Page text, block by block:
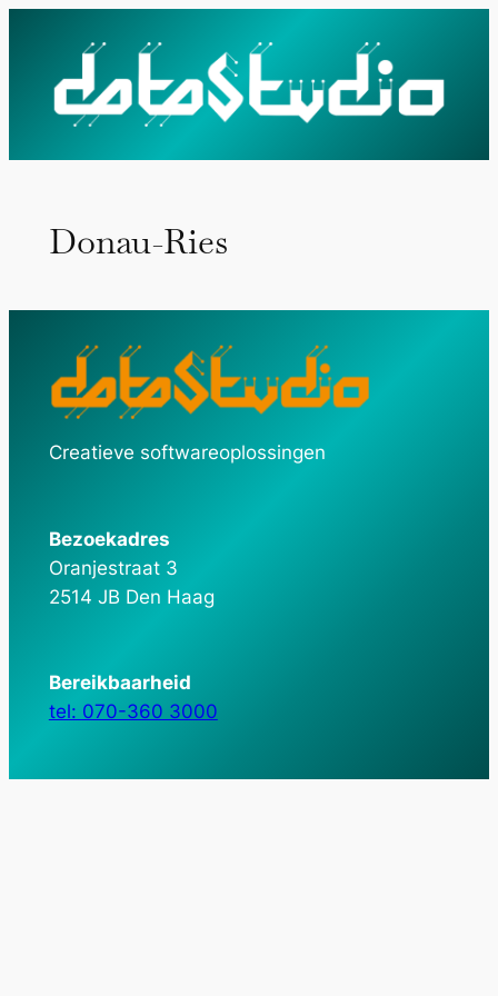
inhoud
Donau-Ries
Creatieve softwareoplossingen
Bezoekadres
Oranjestraat 3
2514 JB Den Haag
Bereikbaarheid
tel: 070-360 3000